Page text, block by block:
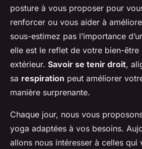
Robin•10 mars 2024•5 min de lecture
posture à vous proposer pour
renforcer ou vous aider à
sous-estimez pas l’importance
elle est le reflet de votre bien-être
extérieur. Savoir se tenir droit,
sa respiration peut améliorer
manière surprenante.
Chaque jour, nous vous
yoga adaptées à vos besoins.
allons nous intéresser à celles qui